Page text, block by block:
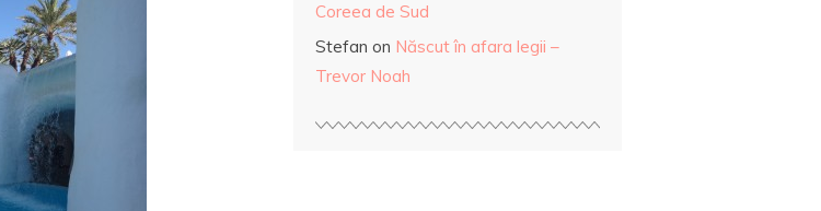
Coreea de Sud
Stefan on Născut în afara legii –
Trevor Noah